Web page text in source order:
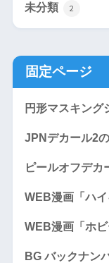
未分類 2
固定ページ
円形マスキング
JPNデカール2
ピールオフデカ
WEB漫画「ハイ
WEB漫画「ホビ
BG バックナン